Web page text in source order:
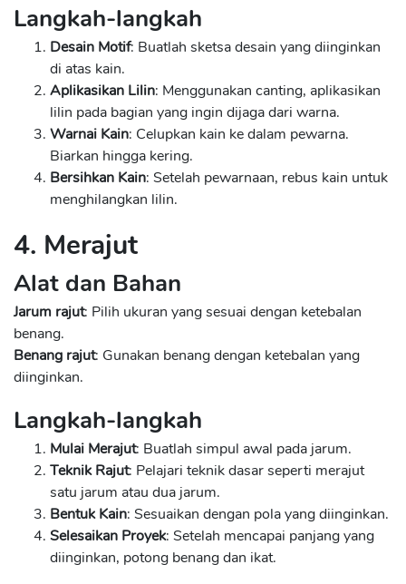
Langkah-langkah
Desain Motif: Buatlah sketsa desain yang diinginkan
di atas kain.
Aplikasikan Lilin: Menggunakan canting, aplikasikan
lilin pada bagian yang ingin dijaga dari warna.
Warnai Kain: Celupkan kain ke dalam pewarna.
Biarkan hingga kering.
Bersihkan Kain: Setelah pewarnaan, rebus kain untuk
menghilangkan lilin.
4. Merajut
Alat dan Bahan
Jarum rajut: Pilih ukuran yang sesuai dengan ketebalan
benang.
Benang rajut: Gunakan benang dengan ketebalan yang
diinginkan.
Langkah-langkah
Mulai Merajut: Buatlah simpul awal pada jarum.
Teknik Rajut: Pelajari teknik dasar seperti merajut
satu jarum atau dua jarum.
Bentuk Kain: Sesuaikan dengan pola yang diinginkan.
Selesaikan Proyek: Setelah mencapai panjang yang
diinginkan, potong benang dan ikat.